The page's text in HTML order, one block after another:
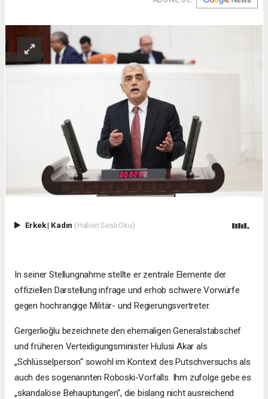
Erkek| Kadın (Haberi Sesli Oku)
In seiner Stellungnahme stellte er zentrale Elemente der
offiziellen Darstellung infrage und erhob schwere Vorwürfe
gegen hochrangige Militär- und Regierungsvertreter.
Gergerlioğlu bezeichnete den ehemaligen Generalstabschef
und früheren Verteidigungsminister Hulusi Akar als
„Schlüsselperson“ sowohl im Kontext des Putschversuchs als
auch des sogenannten Roboski-Vorfalls. Ihm zufolge gebe es
„skandalöse Behauptungen“, die bislang nicht ausreichend